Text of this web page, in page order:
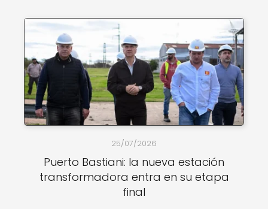
25/07/2026
Puerto Bastiani: la nueva estación
transformadora entra en su etapa
final